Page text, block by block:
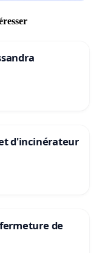
d'incinérateur
de